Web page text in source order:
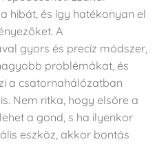
hibát, és így hatékonyan el
A
gyors és precíz módszer,
problémákat, és
a csatornahálózatban
Nem ritka, hogy elsőre a
a gond, s ha ilyenkor
eszköz, akkor bontás